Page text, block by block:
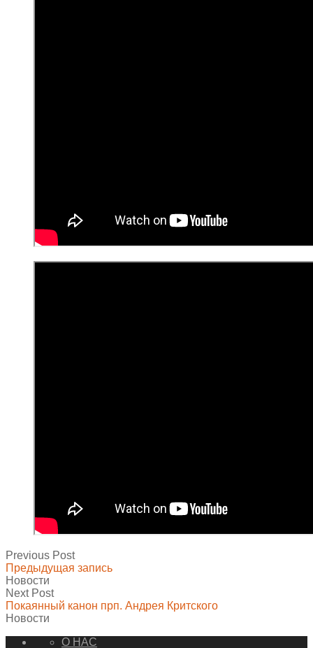
Previous Post
Предыдущая запись
Новости
Next Post
Покаянный канон прп. Андрея Критского
Новости
О НАС